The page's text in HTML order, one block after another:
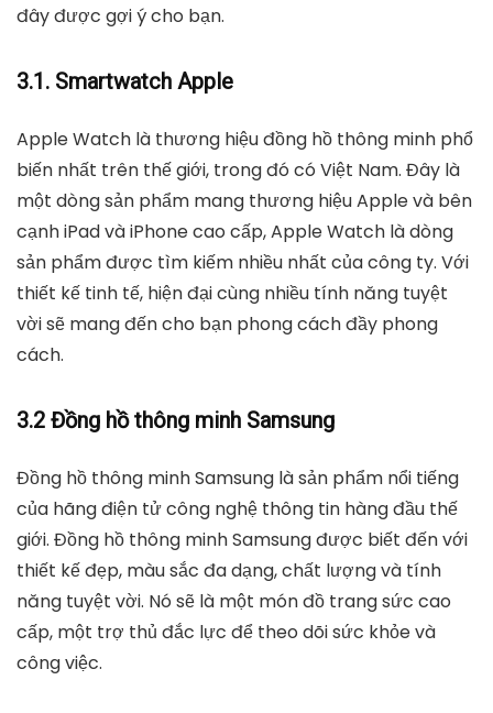
đây được gợi ý cho bạn.
3.1. Smartwatch Apple
Apple Watch là thương hiệu đồng hồ thông minh phổ
biến nhất trên thế giới, trong đó có Việt Nam. Đây là
một dòng sản phẩm mang thương hiệu Apple và bên
cạnh iPad và iPhone cao cấp, Apple Watch là dòng
sản phẩm được tìm kiếm nhiều nhất của công ty. Với
thiết kế tinh tế, hiện đại cùng nhiều tính năng tuyệt
vời sẽ mang đến cho bạn phong cách đầy phong
cách.
3.2 Đồng hồ thông minh Samsung
Đồng hồ thông minh Samsung là sản phẩm nổi tiếng
của hãng điện tử công nghệ thông tin hàng đầu thế
giới. Đồng hồ thông minh Samsung được biết đến với
thiết kế đẹp, màu sắc đa dạng, chất lượng và tính
năng tuyệt vời. Nó sẽ là một món đồ trang sức cao
cấp, một trợ thủ đắc lực để theo dõi sức khỏe và
công việc.